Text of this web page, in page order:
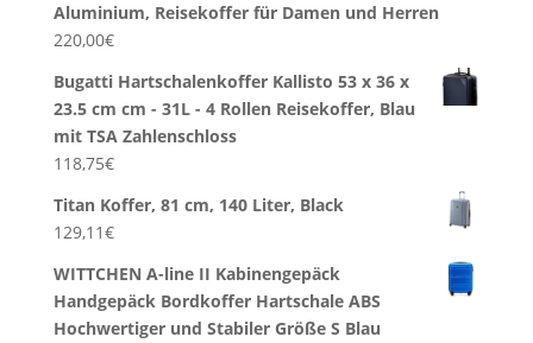
Aluminium, Reisekoffer für Damen und Herren
220,00€
Bugatti Hartschalenkoffer Kallisto 53 x 36 x
23.5 cm cm - 31L - 4 Rollen Reisekoffer, Blau
mit TSA Zahlenschloss
118,75€
Titan Koffer, 81 cm, 140 Liter, Black
129,11€
WITTCHEN A-line II Kabinengepäck
Handgepäck Bordkoffer Hartschale ABS
Hochwertiger und Stabiler Größe S Blau